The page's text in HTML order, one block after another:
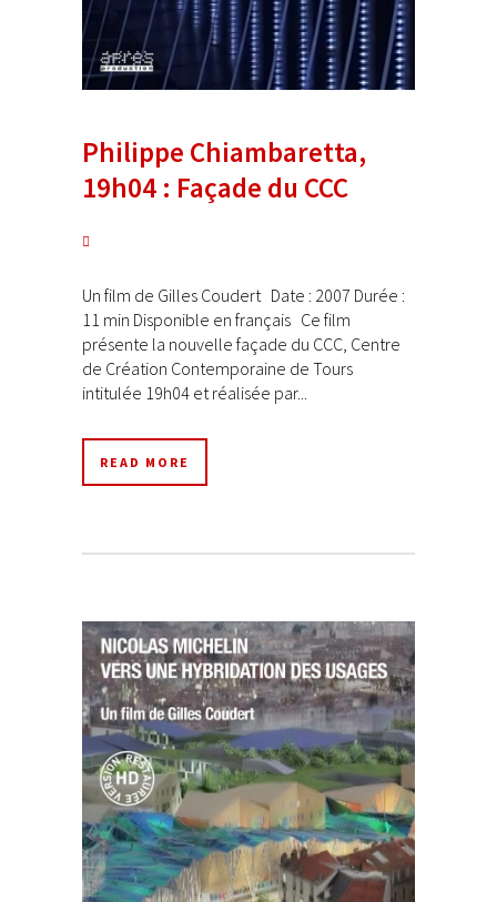
Philippe Chiambaretta,
19h04 : Façade du CCC
Un film de Gilles Coudert Date : 2007 Durée :
11 min Disponible en français Ce film
présente la nouvelle façade du CCC, Centre
de Création Contemporaine de Tours
intitulée 19h04 et réalisée par...
READ MORE